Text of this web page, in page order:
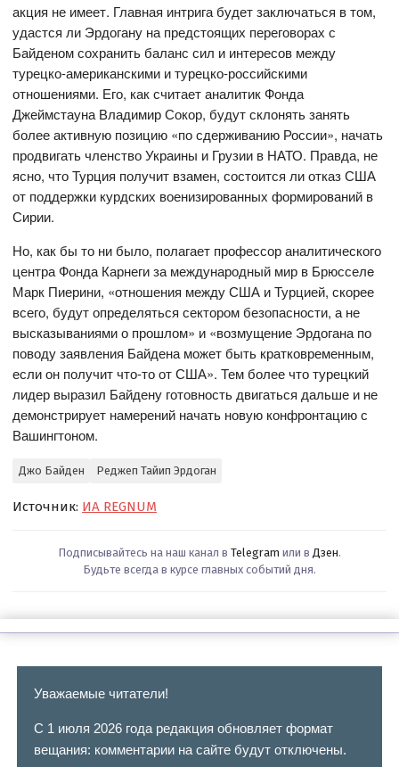
акция не имеет. Главная интрига будет заключаться в том,
удастся ли Эрдогану на предстоящих переговорах с
Байденом сохранить баланс сил и интересов между
турецко-американскими и турецко-российскими
отношениями. Его, как считает аналитик Фонда
Джеймстауна Владимир Сокор, будут склонять занять
более активную позицию «по сдерживанию России», начать
продвигать членство Украины и Грузии в НАТО. Правда, не
ясно, что Турция получит взамен, состоится ли отказ США
от поддержки курдских военизированных формирований в
Сирии.
Но, как бы то ни было, полагает профессор аналитического
центра Фонда Карнеги за международный мир в Брюсселe
Марк Пиерини, «отношения между США и Турцией, скорее
всего, будут определяться сектором безопасности, а не
высказываниями о прошлом» и «возмущение Эрдогана по
поводу заявления Байдена может быть кратковременным,
если он получит что-то от США». Тем более что турецкий
лидер выразил Байдену готовность двигаться дальше и не
демонстрирует намерений начать новую конфронтацию с
Вашингтоном.
Джо Байден Реджеп Тайип Эрдоган
Источник: ИА REGNUM
Подписывайтесь на наш канал в Telegram или в Дзен.
Будьте всегда в курсе главных событий дня.
Уважаемые читатели!
С 1 июля 2026 года редакция обновляет формат
вещания: комментарии на сайте будут отключены.